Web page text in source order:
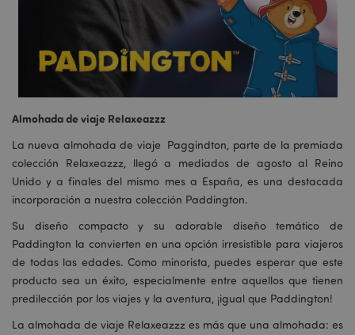
Almohada de viaje Relaxeazzz
La nueva almohada de viaje Paggindton, parte de la premiada
colección Relaxeazzz, llegó a mediados de agosto al Reino
Unido y a finales del mismo mes a España, es una destacada
incorporación a nuestra colección Paddington.
Su diseño compacto y su adorable diseño temático de
Paddington la convierten en una opción irresistible para viajeros
de todas las edades. Como minorista, puedes esperar que este
producto sea un éxito, especialmente entre aquellos que tienen
predilección por los viajes y la aventura, ¡igual que Paddington!
La almohada de viaje Relaxeazzz es más que una almohada: es